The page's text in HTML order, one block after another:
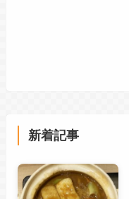
新着記事